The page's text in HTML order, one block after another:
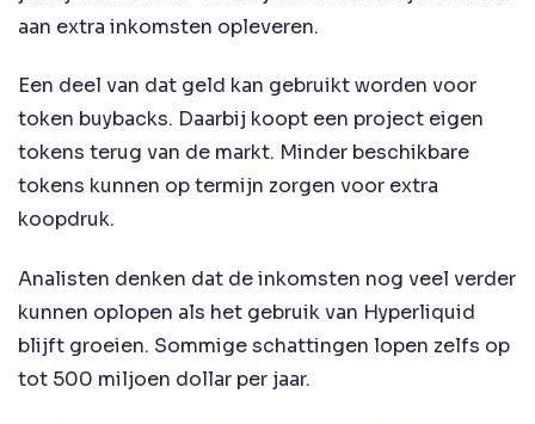
aan extra inkomsten opleveren.
Een deel van dat geld kan gebruikt worden voor
token buybacks. Daarbij koopt een project eigen
tokens terug van de markt. Minder beschikbare
tokens kunnen op termijn zorgen voor extra
koopdruk.
Analisten denken dat de inkomsten nog veel verder
kunnen oplopen als het gebruik van Hyperliquid
blijft groeien. Sommige schattingen lopen zelfs op
tot 500 miljoen dollar per jaar.